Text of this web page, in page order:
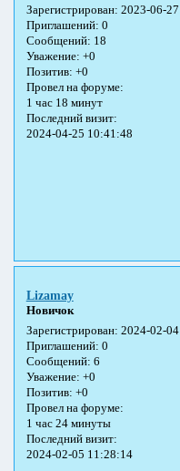
Зарегистрирован: 2023-06-27
Приглашений: 0
Сообщений: 18
Уважение: +0
Позитив: +0
Провел на форуме:
1 час 18 минут
Последний визит:
2024-04-25 10:41:48
Lizamay
Новичок
Зарегистрирован: 2024-02-04
Приглашений: 0
Сообщений: 6
Уважение: +0
Позитив: +0
Провел на форуме:
1 час 24 минуты
Последний визит:
2024-02-05 11:28:14